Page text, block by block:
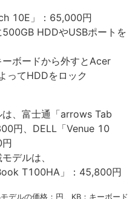
10E」：65,000円
HDDやUSBポートを
ーボードから外すとAcer
ってHDDをロック
、富士通「arrows Tab
円、DELL「Venue 10
デルは、
T100HA」：45,800円
デルの価格：円、KB：キーボード